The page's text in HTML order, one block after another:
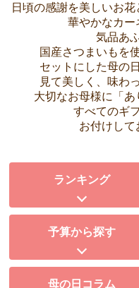
日頃の感謝を美しいお花
華やかなカー
気品あ
国産さつまいもを
セットにした母の
見て美しく、味わ
大切なお母様に
「
すべてのギ
お付けして
ランキング
予算から探す
母の日コラム